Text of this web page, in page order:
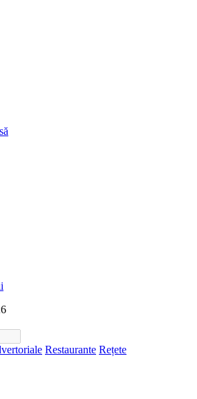
Restaurante Rețete